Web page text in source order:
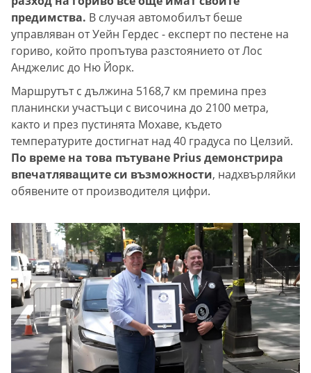
предимства. В случая автомобилът беше
управляван от Уейн Гердес - експерт по пестене на
гориво, който пропътува разстоянието от Лос
Анджелис до Ню Йорк.
Маршрутът с дължина 5168,7 км премина през
планински участъци с височина до 2100 метра,
както и през пустинята Мохаве, където
температурите достигнат над 40 градуса по Целзий.
По време на това пътуване Prius демонстрира
впечатляващите си възможности, надхвърляйки
обявените от производителя цифри.